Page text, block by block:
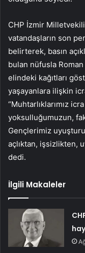
CHP İzmir
vatandaşların son
belirterek, basın
bulan nüfusla
elindeki kağıtları
yaşayanlara ilişkin
“Muhtarlıklarımız
yoksulluğumuzun,
Gençlerimiz
açlıktan, işsizlikten,
dedi.
İlgili Makaleler